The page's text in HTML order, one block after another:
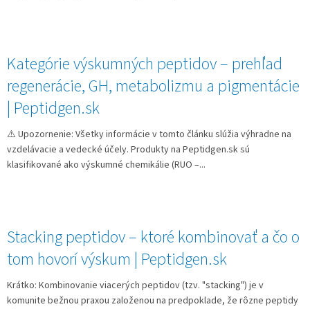
Kategórie výskumných peptidov – prehľad
regenerácie, GH, metabolizmu a pigmentácie
| Peptidgen.sk
⚠️ Upozornenie: Všetky informácie v tomto článku slúžia výhradne na
vzdelávacie a vedecké účely. Produkty na Peptidgen.sk sú
klasifikované ako výskumné chemikálie (RUO –...
Stacking peptidov – ktoré kombinovať a čo o
tom hovorí výskum | Peptidgen.sk
Krátko: Kombinovanie viacerých peptidov (tzv. "stacking") je v
komunite bežnou praxou založenou na predpoklade, že rôzne peptidy